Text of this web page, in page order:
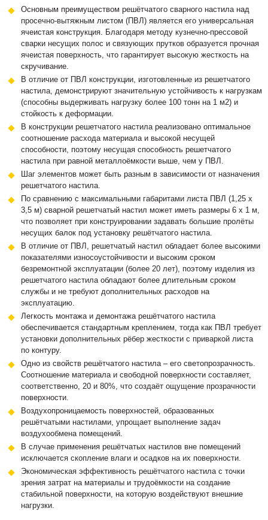
Основным преимуществом решётчатого сварного настила над
просечно-вытяжным листом (ПВЛ) является его универсальная
ячеистая конструкция. Благодаря методу кузнечно-прессовой
сварки несущих полос и связующих прутков образуется прочная
ячеистая поверхность, что гарантирует высокую жесткость на
скручивание.
В отличие от ПВЛ конструкции, изготовленные из решетчатого
настила, демонстрируют значительную устойчивость к нагрузкам
(способны выдерживать нагрузку более 100 тонн на 1 м2) и
стойкость к деформации.
В конструкции решетчатого настила реализовано оптимальное
соотношение расхода материала и высокой несущей
способности, поэтому несущая способность решетчатого
настила при равной металлоёмкости выше, чем у ПВЛ.
Шаг элементов может быть разным в зависимости от назначения
решетчатого настила.
По сравнению с максимальными габаритами листа ПВЛ (1,25 х
3,5 м) сварной решетчатый настил может иметь размеры 6 х 1 м,
что позволяет при конструировании задавать большие пролёты
несущих балок под установку решётчатого настила.
В отличие от ПВЛ, решетчатый настил обладает более высокими
показателями износоустойчивости и высоким сроком
безремонтной эксплуатации (более 20 лет), поэтому изделия из
решетчатого настила обладают более длительным сроком
службы и не требуют дополнительных расходов на
эксплуатацию.
Легкость монтажа и демонтажа решётчатого настила
обеспечивается стандартным креплением, тогда как ПВЛ требует
установки дополнительных рёбер жесткости с приваркой листа
по контуру.
Одно из свойств решётчатого настила – его светопрозрачность.
Соотношение материала и свободной поверхности составляет,
соответственно, 20 и 80%, что создаёт ощущение прозрачности
поверхности.
Воздухопроницаемость поверхностей, образованных
решётчатыми настилами, упрощает выполнение задач
воздухообмена помещений.
В случае применения решётчатых настилов вне помещений
исключается скопление влаги и осадков на их поверхности.
Экономическая эффективность решётчатого настила с точки
зрения затрат на материалы и трудоёмкости на создание
стабильной поверхности, на которую воздействуют внешние
нагрузки.